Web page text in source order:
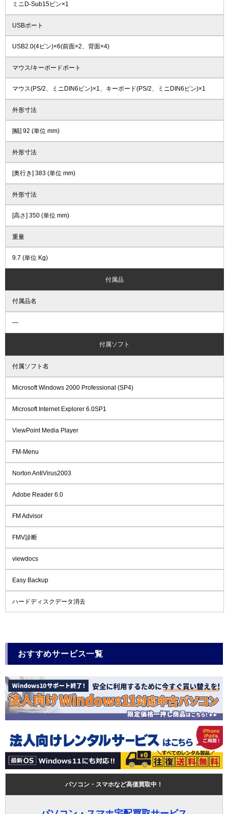
ミニD-Sub15ピン×1
USBポート
USB2.0(4ピン)×6(前面×2、背面×4)
マウス/キーボードポート
マウス(PS/2、ミニDIN6ピン)×1、キーボード(PS/2、ミニDIN6ピン)×1
外形寸法
[幅] 92 (単位 mm)
外形寸法
[奥行き] 383 (単位 mm)
外形寸法
[高さ] 350 (単位 mm)
重量
9.7 (単位 Kg)
付属品
付属品名
―
付属ソフト
付属ソフト名
Microsoft Windows 2000 Professional (SP4)
Microsoft Internet Explorer 6.0SP1
ViewPoint Media Player
FM-Menu
Norton AntiVirus2003
Adobe Reader 6.0
FM Advisor
FMV診断
viewdocs
Easy Backup
ハードディスクデータ消去
おすすめサービス一覧
パソコン・スマホなど高価買取中！